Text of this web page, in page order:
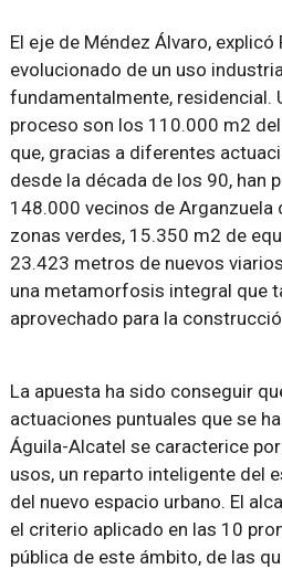
El eje de Méndez Álvaro, explicó
evolucionado de un uso
fundamentalmente, residencial.
proceso son los 110.000 m2
que, gracias a diferentes
desde la década de los 90, han
148.000 vecinos de Arganzuela
zonas verdes, 15.350 m2 de
23.423 metros de nuevos
una metamorfosis integral que
aprovechado para la
La apuesta ha sido conseguir
actuaciones puntuales que se
Águila-Alcatel se caracterice
usos, un reparto inteligente del
del nuevo espacio urbano. El
el criterio aplicado en las 10
pública de este ámbito, de las